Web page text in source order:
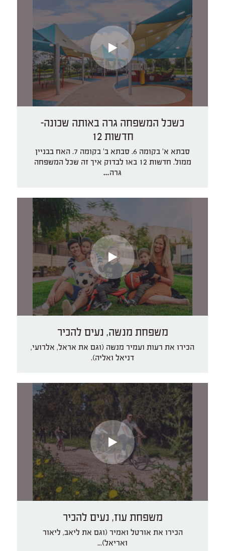
כשכל המשפחה גרה באותה שכונה-
חדשות 12
סבתא א׳ בקומה 6. סבתא ב׳ בקומה 7. האח בבניין
ממול. חדשות 12 באו לבדוק איך זה שכל המשפחה
גרה…
משפחת מנשה, נעים להכיר
הכירו את רעות ועמיר מנשה (וגם את אראל, אלרועי,
דניאל ואליה).
משפחת עוז, נעים להכיר
הכירו את אורטל ואמיר (וגם את ליאב, ליאור
ואריאל)...